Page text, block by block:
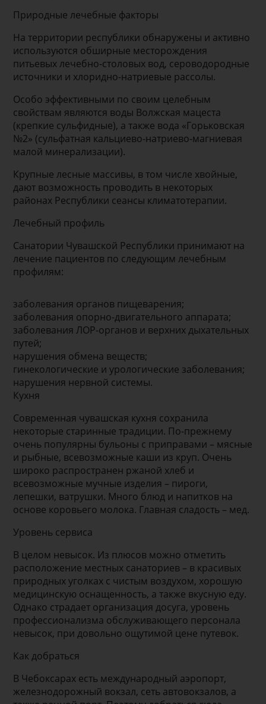
Природные лечебные факторы
На территории республики обнаружены и активно
используются обширные месторождения
питьевых лечебно-столовых вод, сероводородные
источники и хлоридно-натриевые рассолы.
Особо эффективными по своим целебным
свойствам являются воды Волжская мацеста
(крепкие сульфидные), а также вода «Горьковская
№2» (сульфатная кальциево-натриево-магниевая
малой минерализации).
Крупные лесные массивы, в том числе хвойные,
дают возможность проводить в некоторых
районах Республики сеансы климатотерапии.
Лечебный профиль
Санатории Чувашской Республики принимают на
лечение пациентов по следующим лечебным
профилям:
заболевания органов пищеварения;
заболевания опорно-двигательного аппарата;
заболевания ЛОР-органов и верхних дыхательных
путей;
нарушения обмена веществ;
гинекологические и урологические заболевания;
нарушения нервной системы.
Кухня
Современная чувашская кухня сохранила
некоторые старинные традиции. По-прежнему
очень популярны бульоны с приправами – мясные
и рыбные, всевозможные каши из круп. Очень
широко распространен ржаной хлеб и
всевозможные мучные изделия – пироги,
лепешки, ватрушки. Много блюд и напитков на
основе коровьего молока. Главная сладость – мед.
Уровень сервиса
В целом невысок. Из плюсов можно отметить
расположение местных санаториев – в красивых
природных уголках с чистым воздухом, хорошую
медицинскую оснащенность, а также вкусную еду.
Однако страдает организация досуга, уровень
профессионализма обслуживающего персонала
невысок, при довольно ощутимой цене путевок.
Как добраться
В Чебоксарах есть международный аэропорт,
железнодорожный вокзал, сеть автовокзалов, а